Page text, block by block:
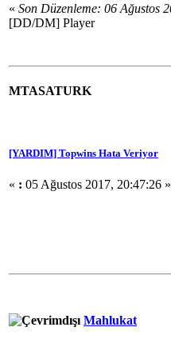
« Son Düzenleme: 06 Ağustos
[DD/DM] Player
MTASATURK
[YARDIM] Topwins Hata Veriyor
« : 05 Ağustos 2017, 20:47:26 »
Mahlukat